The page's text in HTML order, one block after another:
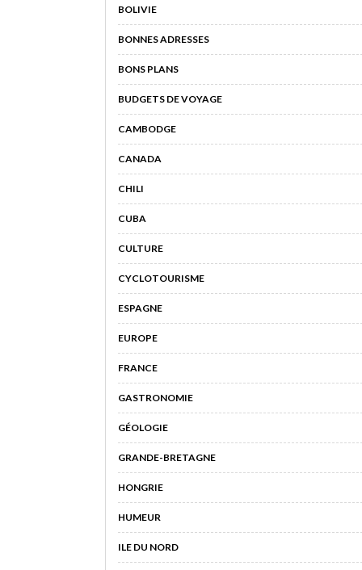
BOLIVIE
BONNES ADRESSES
BONS PLANS
BUDGETS DE VOYAGE
CAMBODGE
CANADA
CHILI
CUBA
CULTURE
CYCLOTOURISME
ESPAGNE
EUROPE
FRANCE
GASTRONOMIE
GÉOLOGIE
GRANDE-BRETAGNE
HONGRIE
HUMEUR
ILE DU NORD